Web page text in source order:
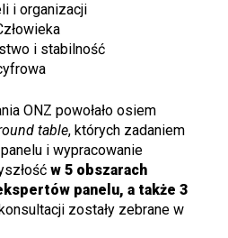
i organizacji
i stabilność
ONZ powołało osiem
table, których zadaniem
i wypracowanie
w 5 obszarach
panelu, a także 3
zostały zebrane w